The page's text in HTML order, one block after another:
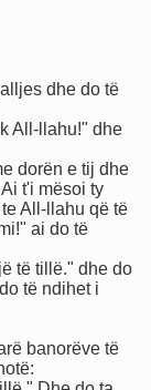
dhe do të
All-llahu!" dhe
dorën e tij dhe
t'i mësoi ty
All-llahu që të
ai do të
të tillë." dhe do
të ndihet i
banorëve të